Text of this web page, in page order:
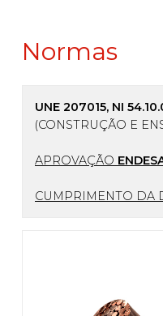
Normas
UNE 207015, NI
(CONSTRUÇÃO E
APROVAÇÃO
CUMPRIMENTO DA